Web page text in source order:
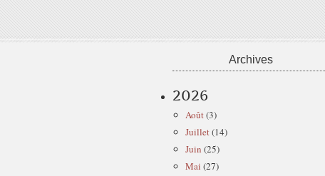
Archives
2026
Août(3)
Juillet(14)
Juin (25)
Mai (27)